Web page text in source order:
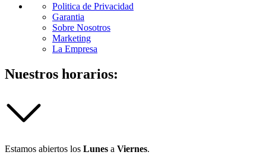
Politica de Privacidad
Garantia
Sobre Nosotros
Marketing
La Empresa
Nuestros horarios:
Estamos abiertos los Lunes a Viernes.